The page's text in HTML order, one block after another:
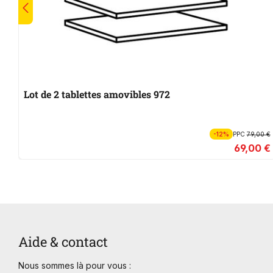
Lot de 2 tablettes amovibles 972
-12% PPC79,00 €
69,00 €
Aide & contact
Nous sommes là pour vous :